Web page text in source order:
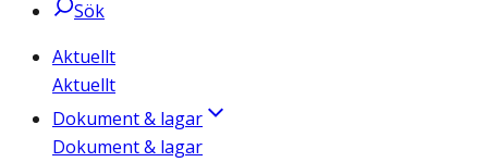
Sök
Aktuellt
Aktuellt
Dokument & lagar
Dokument & lagar